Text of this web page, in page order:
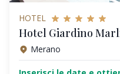
HOTEL
Hotel Giardino
Merano